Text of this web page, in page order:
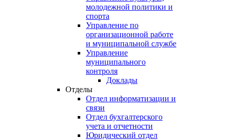
молодежной политики и
спорта
Управление по
организационной работе
и муниципальной службе
Управление
муниципального
контроля
Доклады
Отделы
Отдел информатизации и
связи
Отдел бухгалтерского
учета и отчетности
Юридический отдел